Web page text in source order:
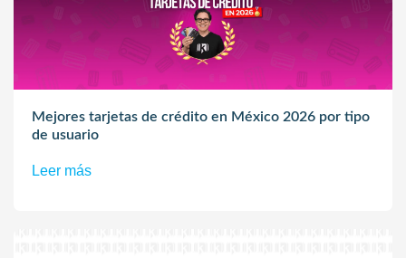
Mejores tarjetas de crédito en México 2026 por tipo
de usuario
Leer más